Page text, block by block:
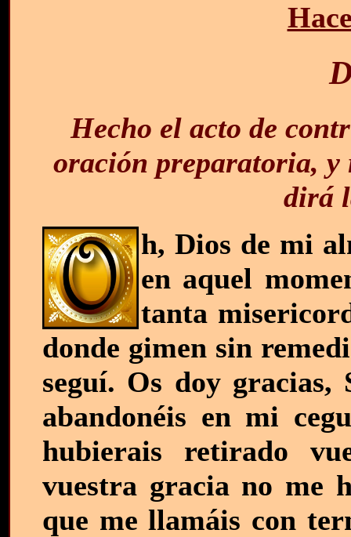
Hecho el acto de
oración preparatoria, y
dirá
h, Dios de mi
en aquel
tanta
donde gimen sin
seguí. Os doy gracias,
abandonéis en mi
hubierais retirado
vuestra gracia no me
que me llamáis con